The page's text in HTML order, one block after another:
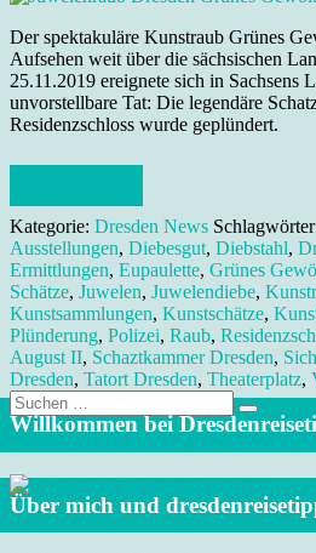
Der spektakuläre Kunstraub Grünes
Aufsehen weit über die sächsischen
25.11.2019 ereignete sich in Sachsens
unvorstellbare Tat: Die legendäre
Residenzschloss wurde geplündert.
Kategorie: Dresden News
Ausstellungen, Diebesgut, Diebstahl,
Ermittlungen, Eupaulette, Grünes
Schätze, Juwelen, Juwelendiebe,
Kunstsammlungen, Kunstschätze,
Plünderung, Polizei, Raub,
August II, Schaztkammer Dresden,
Dresden, Tatort Dresden, Theaterplatz,
Suche
nach:
Willkommen bei
Über mich und